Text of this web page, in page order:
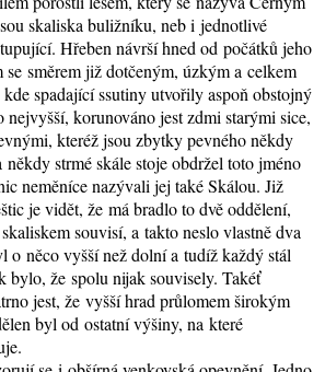
skaliska buližníku, neb i jednotlivé
Hřeben návrší hned od počátků jeho
se směrem již dotčeným, úzkým a celkem
spadající ssutiny utvořily aspoň obstojný
korunováno jest zdmi starými sice,
kteréž jsou zbytky pevného někdy
strmé skále stoje obdržel toto jméno
neměníce nazývali jej také Skálou. Již
je vidět, že má bradlo to dvě oddělení,
souvisí, a takto neslo vlastně dva
o něco vyšší než dolní a tudíž každý stál
bylo, že spolu nijak souvisely. Takéť
jest, že vyšší hrad průlomem širokým
byl od ostatní výšiny, na které